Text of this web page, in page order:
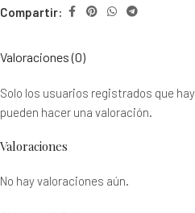
Compartir:
Valoraciones (0)
Valoraciones
No hay valoraciones aún.
Solo los usuarios registrados que
pueden hacer una valoración.